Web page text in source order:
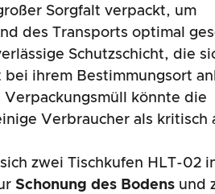
Sorgfalt verpackt, um
des Transports optimal
Schutzschicht, die
ihrem Bestimmungsort
könnte die
Verbraucher als kritisch
zwei Tischkufen HLT-02
Schonung des Bodens und